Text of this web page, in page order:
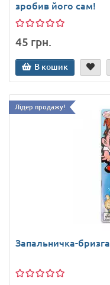
зробив його сам!
45 грн.
В кошик
Лідер продажу!
Запальничка-